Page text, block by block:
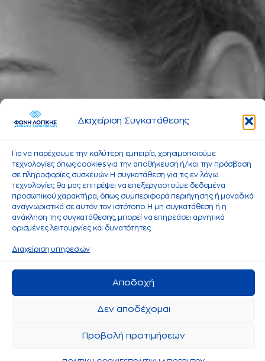
Διαχείριση Συγκατάθεσης
Για να παρέχουμε την καλύτερη εμπειρία, χρησιμοποιούμε
τεχνολογίες όπως cookies για την αποθήκευση ή/και την πρόσβαση
σε πληροφορίες συσκευών. Η συγκατάθεση για τις εν λόγω
τεχνολογίες θα μας επιτρέψει να επεξεργαστούμε δεδομένα
προσωπικού χαρακτήρα, όπως συμπεριφορά περιήγησης ή μοναδικά
αναγνωριστικά σε αυτόν τον ιστότοπο. Η μη συγκατάθεση ή η
ανάκληση της συγκατάθεσης, μπορεί να επηρεάσει αρνητικά
ορισμένες λειτουργίες και δυνατότητες.
Διαχείριση υπηρεσιών
Αποδοχή
Δεν αποδέχομαι
Προβολή προτιμήσεων